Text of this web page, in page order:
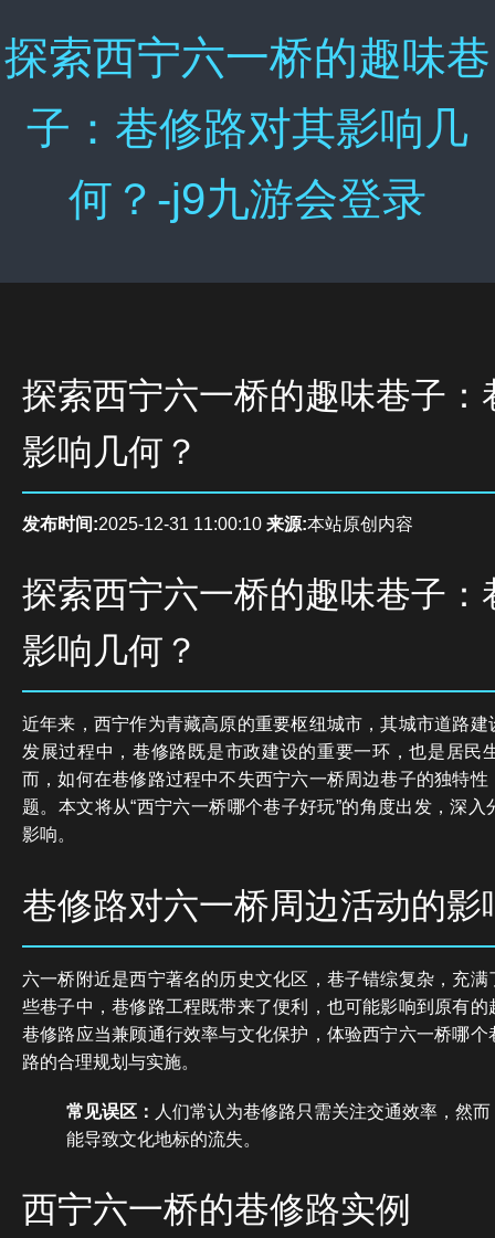
探索西宁六一桥的趣味巷
子：巷修路对其影响几
何？-j9九游会登录
探索西宁六一桥的趣味巷子：
影响几何？
发布时间:2025-12-31 11:00:10 来源:本站原创内容
探索西宁六一桥的趣味巷子：
影响几何？
近年来，西宁作为青藏高原的重要枢纽城市，其城市道路
发展过程中，巷修路既是市政建设的重要一环，也是居民
而，如何在巷修路过程中不失西宁六一桥周边巷子的独特
题。本文将从“西宁六一桥哪个巷子好玩”的角度出发，深
影响。
巷修路对六一桥周边活动的影
六一桥附近是西宁著名的历史文化区，巷子错综复杂，充
些巷子中，巷修路工程既带来了便利，也可能影响到原有
巷修路应当兼顾通行效率与文化保护，体验西宁六一桥哪
路的合理规划与实施。
常见误区： 人们常认为巷修路只需关注交通效率，然
能导致文化地标的流失。
西宁六一桥的巷修路实例